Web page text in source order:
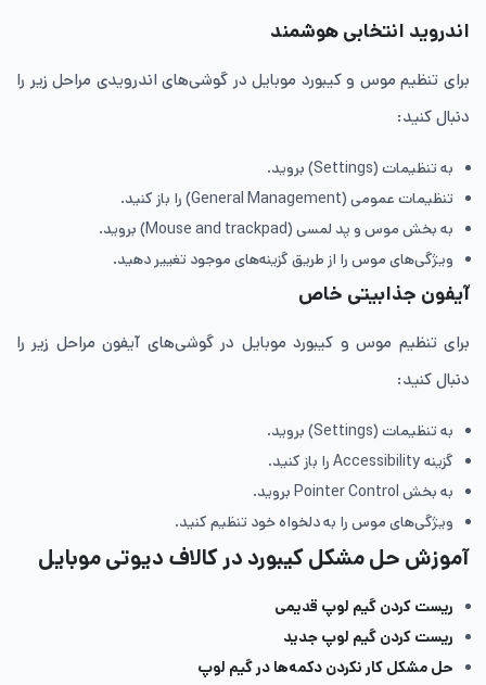
اندروید انتخابی هوشمند
برای تنظیم موس و کیبورد موبایل در گوشی‌های اندرویدی مراحل زیر را
دنبال کنید:
به تنظیمات (Settings) بروید.
تنظیمات عمومی (General Management) را باز کنید.
به بخش موس و پد لمسی (Mouse and trackpad) بروید.
ویژگی‌های موس را از طریق گزینه‌های موجود تغییر دهید.
آیفون جذابیتی خاص
برای تنظیم موس و کیبورد موبایل در گوشی‌های آیفون مراحل زیر را
دنبال کنید:
به تنظیمات (Settings) بروید.
گزینه Accessibility را باز کنید.
به بخش Pointer Control بروید.
ویژگی‌های موس را به دلخواه خود تنظیم کنید.
آموزش حل مشکل کیبورد در کالاف دیوتی موبایل
ریست کردن گیم لوپ قدیمی
ریست کردن گیم لوپ جدید
حل مشکل کار نکردن دکمه‌ها در گیم لوپ